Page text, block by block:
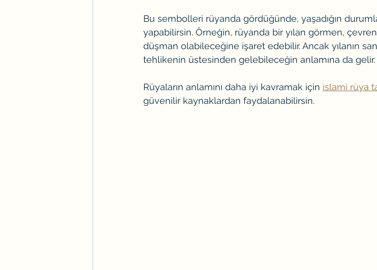
Bu sembolleri rüyanda gördüğünde, yaşadığın
yapabilirsin. Örneğin, rüyanda bir yılan görmen,
düşman olabileceğine işaret edebilir. Ancak yılanın
tehlikenin üstesinden gelebileceğin anlamına da gelir.
Rüyaların anlamını daha iyi kavramak için islami rüya
güvenilir kaynaklardan faydalanabilirsin.